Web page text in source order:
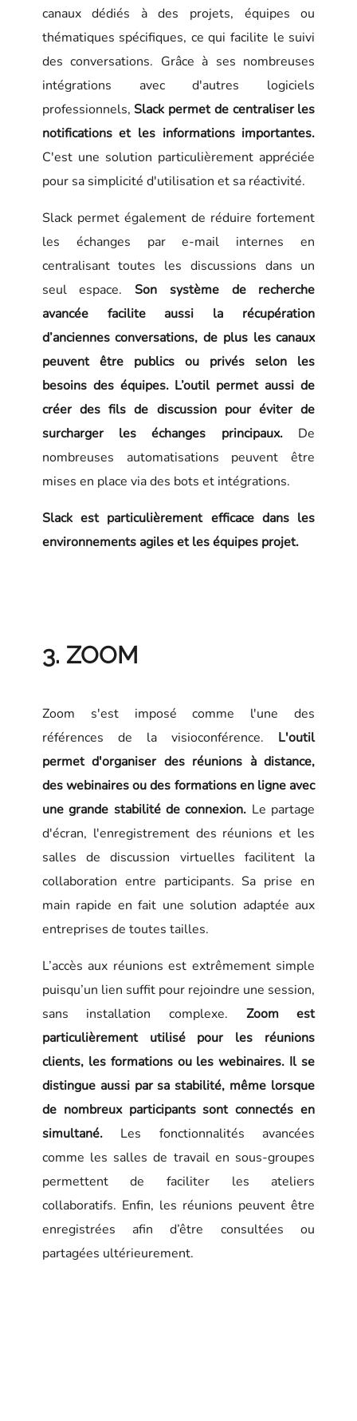
canaux dédiés à des projets, équipes ou
thématiques spécifiques, ce qui facilite le suivi
des conversations. Grâce à ses nombreuses
intégrations avec d'autres logiciels
professionnels, Slack permet de centraliser les
notifications et les informations importantes.
C'est une solution particulièrement appréciée
pour sa simplicité d'utilisation et sa réactivité.
Slack permet également de réduire fortement
les échanges par e-mail internes en
centralisant toutes les discussions dans un
seul espace. Son système de recherche
avancée facilite aussi la récupération
d’anciennes conversations, de plus les canaux
peuvent être publics ou privés selon les
besoins des équipes. L’outil permet aussi de
créer des fils de discussion pour éviter de
surcharger les échanges principaux.De
nombreuses automatisations peuvent être
mises en place via des bots et intégrations.
Slack est particulièrement efficace dans les
environnements agiles et les équipes projet.
3. ZOOM
Zoom s'est imposé comme l'une des
références de la visioconférence. L'outil
permet d'organiser des réunions à distance,
des webinaires ou des formations en ligne avec
une grande stabilité de connexion. Le partage
d'écran, l'enregistrement des réunions et les
salles de discussion virtuelles facilitent la
collaboration entre participants. Sa prise en
main rapide en fait une solution adaptée aux
entreprises de toutes tailles.
L’accès aux réunions est extrêmement simple
puisqu’un lien suffit pour rejoindre une session,
sans installation complexe. Zoom est
particulièrement utilisé pour les réunions
clients, les formations ou les webinaires. Il se
distingue aussi par sa stabilité, même lorsque
de nombreux participants sont connectés en
simultané.Les fonctionnalités avancées
comme les salles de travail en sous-groupes
permettent de faciliter les ateliers
collaboratifs. Enfin, les réunions peuvent être
enregistrées afin d’être consultées ou
partagées ultérieurement.